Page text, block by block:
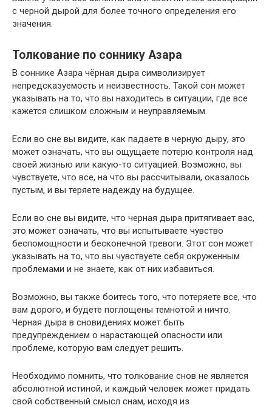
с черной дырой для более точного определения его
значения.
Толкование по соннику Азара
В соннике Азара чёрная дыра символизирует
непредсказуемость и неизвестность. Такой сон может
указывать на то, что вы находитесь в ситуации, где все
кажется слишком сложным и неуправляемым.
Если во сне вы видите, как падаете в черную дыру, это
может означать, что вы ощущаете потерю контроля над
своей жизнью или какую-то ситуацией. Возможно, вы
чувствуете, что все, на что вы рассчитывали, оказалось
пустым, и вы теряете надежду на будущее.
Если во сне вы видите, что черная дыра притягивает вас,
это может означать, что вы испытываете чувство
беспомощности и бесконечной тревоги. Этот сон может
указывать на то, что вы чувствуете себя окруженным
проблемами и не знаете, как от них избавиться.
Возможно, вы также боитесь того, что потеряете все, что
вам дорого, и будете поглощены темнотой и ничто.
Черная дыра в сновидениях может быть
предупреждением о нарастающей опасности или
проблеме, которую вам следует решить.
Необходимо помнить, что толкование снов не является
абсолютной истиной, и каждый человек может придать
свой собственный смысл снам, исходя из